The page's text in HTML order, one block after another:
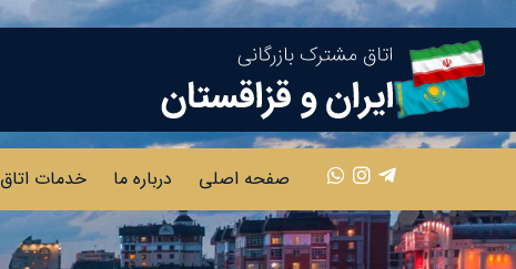
صفحه اصلی درباره ما خدمات اتاق